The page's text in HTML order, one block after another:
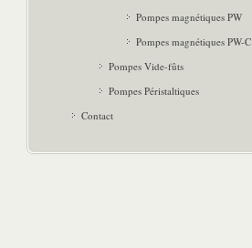
Pompes magnétiques PW
Pompes magnétiques PW-C
Pompes Vide-fûts
Pompes Péristaltiques
Contact